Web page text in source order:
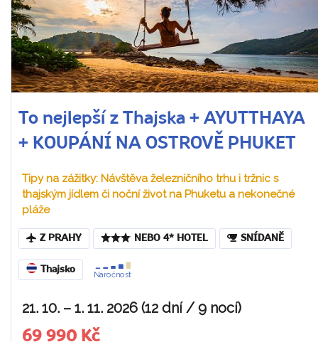
To nejlepší z Thajska + AYUTTHAYA
+ KOUPÁNÍ NA OSTROVĚ PHUKET
Tipy na zážitky: Návštěva železničního trhu i tržnic s
thajským jídlem či noční život na Phuketu a nekonečné
pláže
Z PRAHY NEBO 4* HOTEL SNÍDANĚ
Thajsko
Náročnost
21. 10. – 1. 11. 2026 (12 dní / 9 nocí)
69 990 Kč